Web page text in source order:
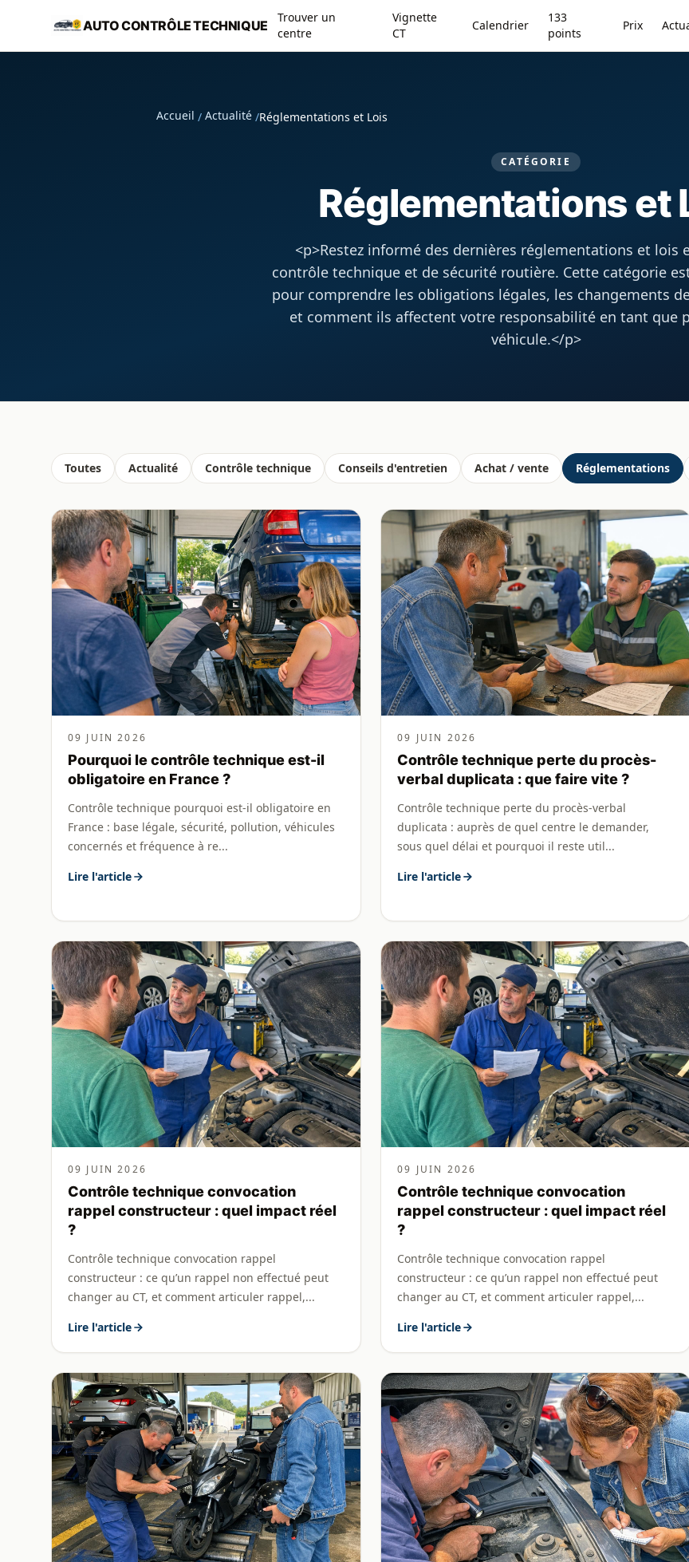
Aller au contenu principal
AUTO CONTRÔLE TECHNIQUE
Trouver un
centre
Vignette
CT
Calendrier
133
points
Prix
Accueil / Actualité /Réglementations et Lois
CATÉGORIE
Réglementations et
<p>Restez informé des dernières réglementations et lois
contrôle technique et de sécurité routière. Cette catégorie
pour comprendre les obligations légales, les changements
et comment ils affectent votre responsabilité en tant que
véhicule.</p>
Toutes Actualité Contrôle technique Conseils d'entretien Achat / vente Réglementations
09 JUIN 2026
Pourquoi le contrôle technique est-il
obligatoire en France ?
Contrôle technique pourquoi est-il obligatoire en
France : base légale, sécurité, pollution, véhicules
concernés et fréquence à re...
Lire l'article
09 JUIN 2026
Contrôle technique perte du procès-
verbal duplicata : que faire vite ?
Contrôle technique perte du procès-verbal
duplicata : auprès de quel centre le demander,
sous quel délai et pourquoi il reste util...
Lire l'article
09 JUIN 2026
Contrôle technique convocation
rappel constructeur : quel impact réel
?
Contrôle technique convocation rappel
constructeur : ce qu’un rappel non effectué peut
changer au CT, et comment articuler rappel,...
Lire l'article
09 JUIN 2026
Contrôle technique convocation
rappel constructeur : quel impact réel
?
Contrôle technique convocation rappel
constructeur : ce qu’un rappel non effectué peut
changer au CT, et comment articuler rappel,...
Lire l'article